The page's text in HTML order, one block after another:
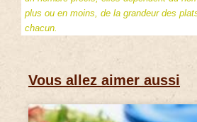
plus ou en moins, de la grandeur des
chacun.
Vous allez aimer aussi